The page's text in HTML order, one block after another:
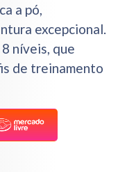
a pó,
excepcional.
níveis, que
de treinamento